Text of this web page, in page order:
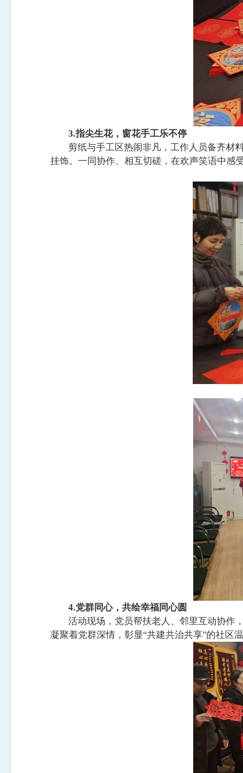
3.指尖生花，窗花手工乐不停
剪纸与手工区热闹非凡，工作人员备齐材
挂饰。一同协作、相互切磋，在欢声笑语中感
4.党群同心，共绘幸福同心圆
活动现场，党员帮扶老人、邻里互动协作
凝聚着党群深情，彰显“共建共治共享”的社区温